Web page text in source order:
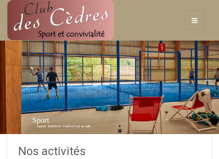
Sport
Squash, Badminton, Padel et Foot en salle
Nos activités